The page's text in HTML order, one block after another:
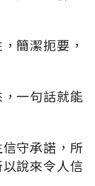
簡潔扼要，
一句話就能
守承諾，所
說來令人信